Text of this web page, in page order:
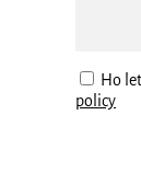
Ho
policy